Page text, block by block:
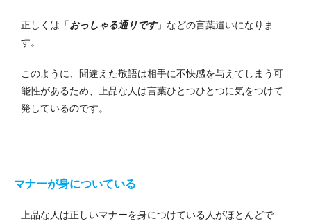
正しくは「おっしゃる通りです」などの言葉遣いになりま
す。
このように、間違えた敬語は相手に不快感を与えてしまう可
能性があるため、上品な人は言葉ひとつひとつに気をつけて
発しているのです。
マナーが身についている
上品な人は正しいマナーを身につけている人がほとんどで